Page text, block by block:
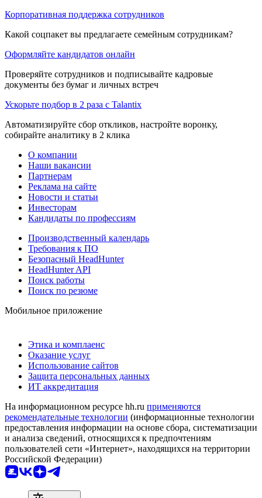
Корпоративная поддержка сотрудников
Какой соцпакет вы предлагаете семейным сотрудникам?
Оформляйте кандидатов онлайн
Проверяйте сотрудников и подписывайте кадровые
документы без бумаг и личных встреч
Ускорьте подбор в 2 раза с Talantix
Автоматизируйте сбор откликов, настройте воронку,
собирайте аналитику в 2 клика
О компании
Наши вакансии
Партнерам
Реклама на сайте
Новости и статьи
Инвесторам
Кандидаты по профессиям
Производственный календарь
Требования к ПО
Безопасный HeadHunter
HeadHunter API
Поиск работы
Поиск по резюме
Мобильное приложение
Этика и комплаенс
Оказание услуг
Использование сайтов
Защита персональных данных
ИТ аккредитация
На информационном ресурсе hh.ru применяются
рекомендательные технологии (информационные технологии
предоставления информации на основе сбора, систематизации
и анализа сведений, относящихся к предпочтениям
пользователей сети «Интернет», находящихся на территории
Российской Федерации)